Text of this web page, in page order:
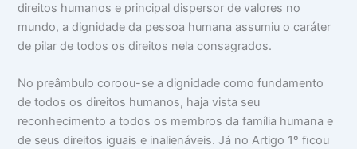
direitos humanos e principal dispersor de valores no
mundo, a dignidade da pessoa humana assumiu o caráter
de pilar de todos os direitos nela consagrados.
No preâmbulo coroou-se a dignidade como fundamento
de todos os direitos humanos, haja vista seu
reconhecimento a todos os membros da família humana e
de seus direitos iguais e inalienáveis. Já no Artigo 1º ﬁcou